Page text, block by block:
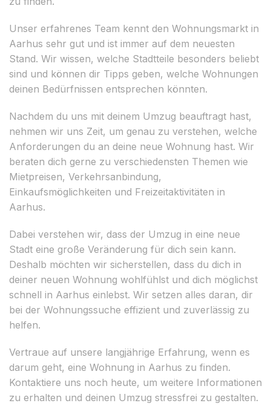
Unser erfahrenes Team kennt den Wohnungsmarkt in
Aarhus sehr gut und ist immer auf dem neuesten
Stand. Wir wissen, welche Stadtteile besonders beliebt
sind und können dir Tipps geben, welche Wohnungen
deinen Bedürfnissen entsprechen könnten.
Nachdem du uns mit deinem Umzug beauftragt hast,
nehmen wir uns Zeit, um genau zu verstehen, welche
Anforderungen du an deine neue Wohnung hast. Wir
beraten dich gerne zu verschiedensten Themen wie
Mietpreisen, Verkehrsanbindung,
Einkaufsmöglichkeiten und Freizeitaktivitäten in
Aarhus.
Dabei verstehen wir, dass der Umzug in eine neue
Stadt eine große Veränderung für dich sein kann.
Deshalb möchten wir sicherstellen, dass du dich in
deiner neuen Wohnung wohlfühlst und dich möglichst
schnell in Aarhus einlebst. Wir setzen alles daran, dir
bei der Wohnungssuche effizient und zuverlässig zu
helfen.
Vertraue auf unsere langjährige Erfahrung, wenn es
darum geht, eine Wohnung in Aarhus zu finden.
Kontaktiere uns noch heute, um weitere Informationen
zu erhalten und deinen Umzug stressfrei zu gestalten.